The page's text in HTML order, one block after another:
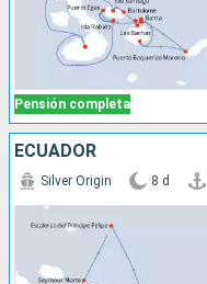
Pensión completa
ECUADOR
Silver Origin 8 d